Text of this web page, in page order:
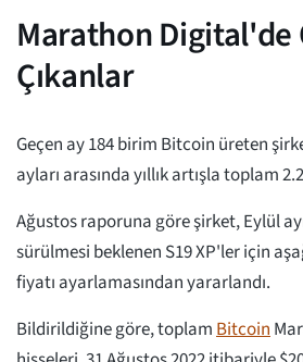
Marathon Digital'de
Çıkanlar
Geçen ay 184 birim Bitcoin üreten
ayları arasında yıllık artışla toplam
Ağustos raporuna göre şirket, Eylül
sürülmesi beklenen S19 XP'ler için
fiyatı ayarlamasından yararlandı.
Bildirildiğine göre, toplamBitcoin